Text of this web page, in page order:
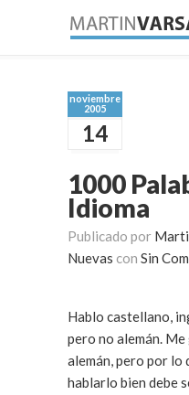
noviembre
2005
14
1000
Idioma
Publicado por
Nuevas con Sin
Hablo castellano,
pero no alemán. Me gustaría aprender
alemán, pero por lo
hablarlo bien debe